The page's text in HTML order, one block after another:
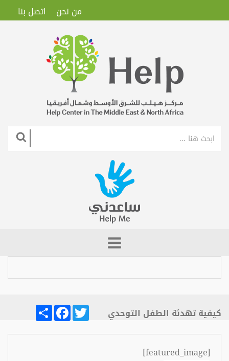
من نحن اتصل بنا
كيفية تهدئة الطفل التوحدي Share
FacebookTwitter
[featured_image]